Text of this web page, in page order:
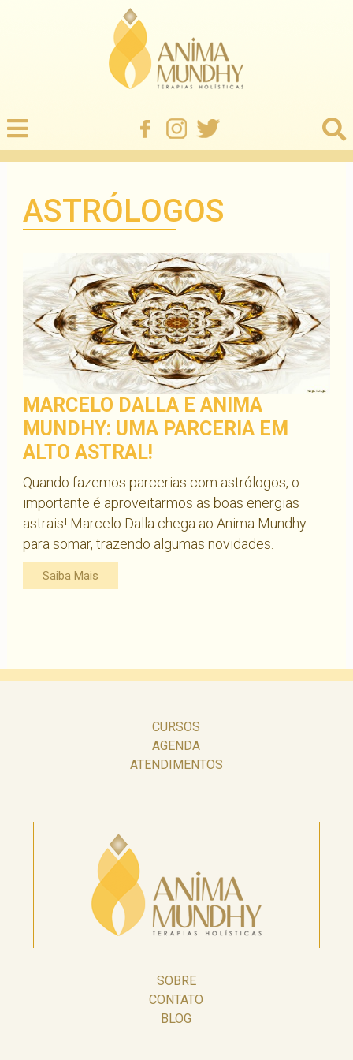
ASTRÓLOGOS
MARCELO DALLA E ANIMA
MUNDHY: UMA PARCERIA EM
ALTO ASTRAL!
Quando fazemos parcerias com astrólogos, o
importante é aproveitarmos as boas energias
astrais! Marcelo Dalla chega ao Anima Mundhy
para somar, trazendo algumas novidades.
Saiba Mais
CURSOS
AGENDA
ATENDIMENTOS
SOBRE
CONTATO
BLOG